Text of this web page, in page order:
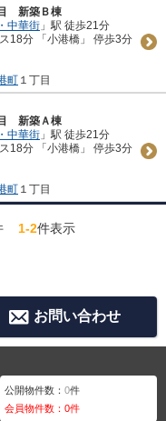
新築Ｂ棟
中華街 」駅 徒歩21分
18分 「小港橋」 停歩3分
町 １丁目
新築Ａ棟
中華街 」駅 徒歩21分
18分 「小港橋」 停歩3分
町 １丁目
1-2件表示
お問い合わせ
公開物件数：0件
会員物件数：0件